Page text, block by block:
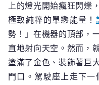
上的燈光開始瘋狂閃爍
極致純粹的單戀能量！
勢！」在機器的頂部，
直地射向天空。然而，
塗滿了金色、裝飾著巨
門口。駕駛座上走下